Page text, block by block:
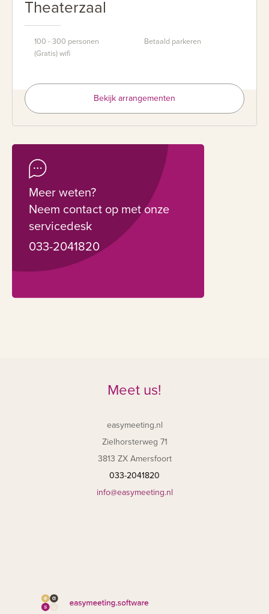
Theaterzaal
100 - 300 personen
(Gratis) wifi
Betaald parkeren
Bekijk arrangementen
Meer weten?
Neem contact op met onze
servicedesk
033-2041820
Meet us!
easymeeting.nl
Zielhorsterweg 71
3813 ZX Amersfoort
033-2041820
info@easymeeting.nl